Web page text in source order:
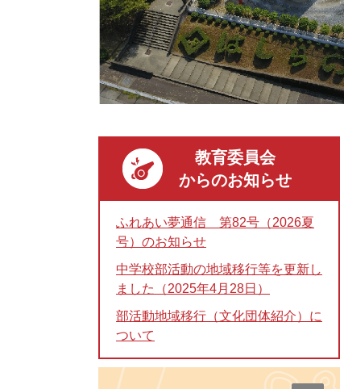
教育委員会
からのお知らせ
ふれあい夢通信 第82号（2026夏
号）のお知らせ
中学校部活動の地域移行等を更新し
ました（2025年4月28日）
部活動地域移行（文化団体紹介）に
ついて